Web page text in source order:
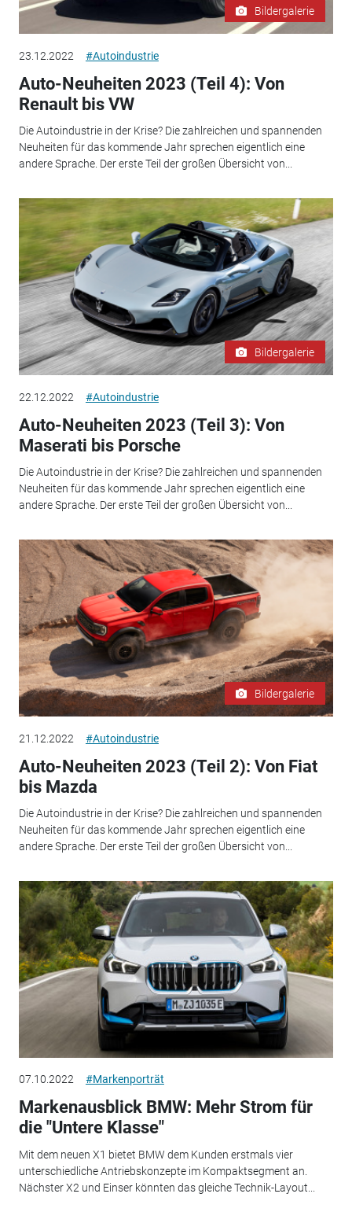
Bildergalerie
23.12.2022 #Autoindustrie
Auto-Neuheiten 2023 (Teil 4): Von
Renault bis VW
Die Autoindustrie in der Krise? Die zahlreichen und spannenden
Neuheiten für das kommende Jahr sprechen eigentlich eine
andere Sprache. Der erste Teil der großen Übersicht von...
Bildergalerie
22.12.2022 #Autoindustrie
Auto-Neuheiten 2023 (Teil 3): Von
Maserati bis Porsche
Die Autoindustrie in der Krise? Die zahlreichen und spannenden
Neuheiten für das kommende Jahr sprechen eigentlich eine
andere Sprache. Der erste Teil der großen Übersicht von...
Bildergalerie
21.12.2022 #Autoindustrie
Auto-Neuheiten 2023 (Teil 2): Von Fiat
bis Mazda
Die Autoindustrie in der Krise? Die zahlreichen und spannenden
Neuheiten für das kommende Jahr sprechen eigentlich eine
andere Sprache. Der erste Teil der großen Übersicht von...
07.10.2022 #Markenporträt
Markenausblick BMW: Mehr Strom für
die "Untere Klasse"
Mit dem neuen X1 bietet BMW dem Kunden erstmals vier
unterschiedliche Antriebskonzepte im Kompaktsegment an.
Nächster X2 und Einser könnten das gleiche Technik-Layout...